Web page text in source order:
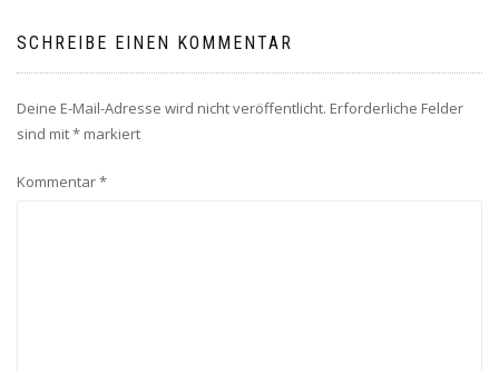
SCHREIBE EINEN KOMMENTAR
Deine E-Mail-Adresse wird nicht veröffentlicht. Erforderliche Felder
sind mit* markiert
Kommentar*